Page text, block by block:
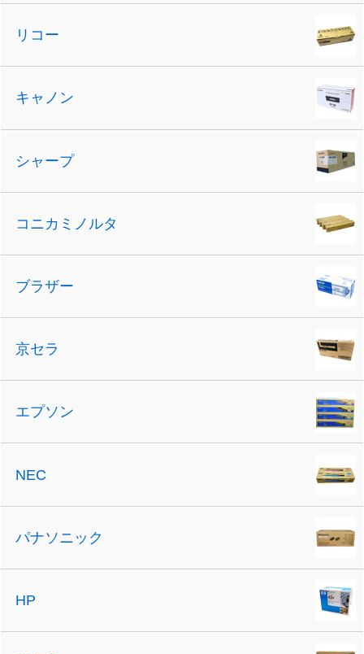
リコー
キャノン
シャープ
コニカミノルタ
ブラザー
京セラ
エプソン
NEC
パナソニック
HP